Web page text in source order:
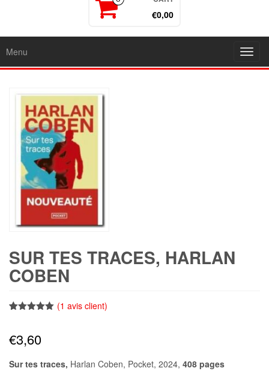
€0,00
Menu
SUR TES TRACES, HARLAN
COBEN
basé sur
notation
(1 avis client)
€3,60
Sur tes traces, Harlan Coben, Pocket, 2024, 408 pages